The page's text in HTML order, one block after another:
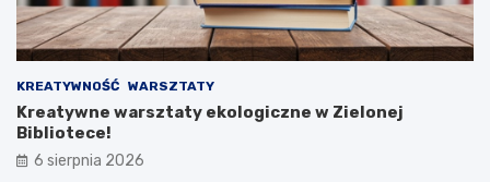
KREATYWNOŚĆ WARSZTATY
Kreatywne warsztaty ekologiczne w Zielonej
Bibliotece!
6 sierpnia 2026